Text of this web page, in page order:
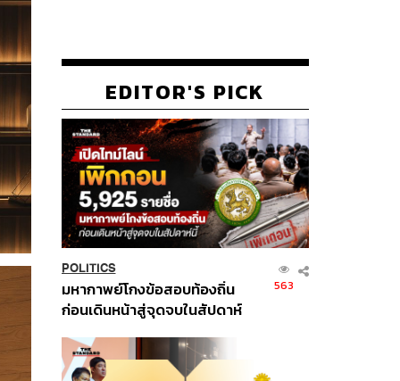
EDITOR'S PICK
POLITICS
มหากาพย์โกงข้อสอบท้องถิ่น
ก่อนเดินหน้าสู่จุดจบในสัปดาห์
563